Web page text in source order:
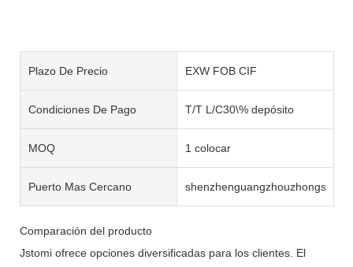
Plazo De Precio EXW FOB CIF
Condiciones De Pago T/T L/C30\% depósito
MOQ 1 colocar
Puerto Mas Cercano shenzhenguangzhouzhongshan
Comparación del producto
Jstomi ofrece opciones diversificadas para los clientes. El